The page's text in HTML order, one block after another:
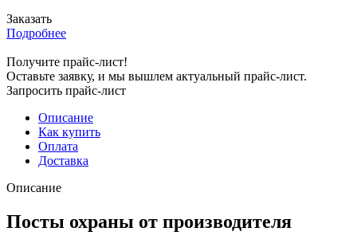
Заказать
Подробнее
Получите прайс-лист!
Оставьте заявку, и мы вышлем актуальный прайс-лист.
Запросить прайс-лист
Описание
Как купить
Оплата
Доставка
Описание
Посты охраны от производителя